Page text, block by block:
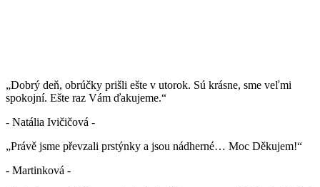
„Dobrý deň, obrúčky prišli ešte v utorok. Sú krásne, sme veľmi
spokojní. Ešte raz Vám ďakujeme.“
- Natália Ivičičová -
„Právě jsme převzali prstýnky a jsou nádherné… Moc Děkujem!“
- Martinková -